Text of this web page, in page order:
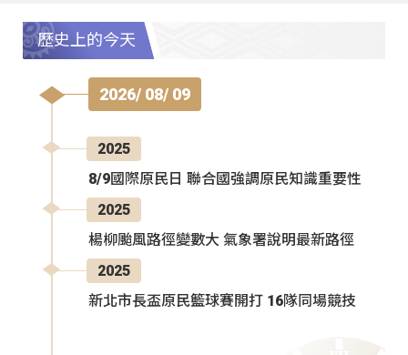
歷史上的今天
2026/ 08/ 09
2025
8/9國際原民日 聯合國強調原民知識重要性
2025
楊柳颱風路徑變數大 氣象署說明最新路徑
2025
新北市長盃原民籃球賽開打 16隊同場競技